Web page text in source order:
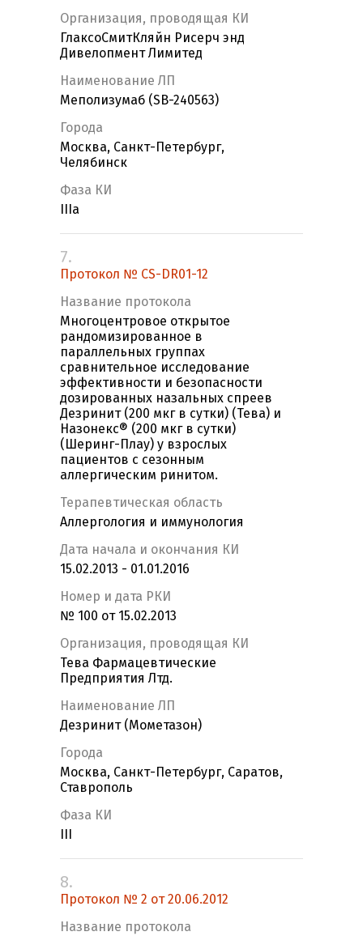
Организация, проводящая КИ
ГлаксоСмитКляйн Рисерч энд
Дивелопмент Лимитед
Наименование ЛП
Меполизумаб (SB-240563)
Города
Москва, Санкт-Петербург,
Челябинск
Фаза КИ
IIIa
7.
Протокол № CS-DR01-12
Название протокола
Многоцентровое открытое
рандомизированное в
параллельных группах
сравнительное исследование
эффективности и безопасности
дозированных назальных спреев
Дезринит (200 мкг в сутки) (Тева) и
Назонекс® (200 мкг в сутки)
(Шеринг-Плау) у взрослых
пациентов с сезонным
аллергическим ринитом.
Терапевтическая область
Аллергология и иммунология
Дата начала и окончания КИ
15.02.2013 - 01.01.2016
Номер и дата РКИ
№ 100 от 15.02.2013
Организация, проводящая КИ
Тева Фармацевтические
Предприятия Лтд.
Наименование ЛП
Дезринит (Мометазон)
Города
Москва, Санкт-Петербург, Саратов,
Ставрополь
Фаза КИ
8.
Протокол № 2 от 20.06.2012
Название протокола